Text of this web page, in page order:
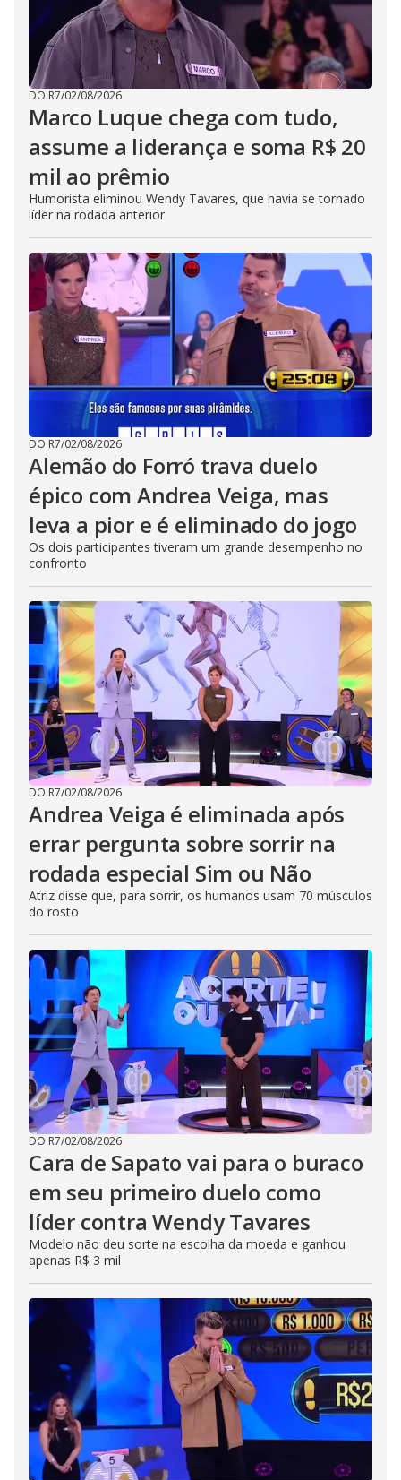
DO R7/02/08/2026
Marco Luque chega com tudo,
assume a liderança e soma R$ 20
mil ao prêmio
Humorista eliminou Wendy Tavares, que havia se tornado
líder na rodada anterior
DO R7/02/08/2026
Alemão do Forró trava duelo
épico com Andrea Veiga, mas
leva a pior e é eliminado do jogo
Os dois participantes tiveram um grande desempenho no
confronto
DO R7/02/08/2026
Andrea Veiga é eliminada após
errar pergunta sobre sorrir na
rodada especial Sim ou Não
Atriz disse que, para sorrir, os humanos usam 70 músculos
do rosto
DO R7/02/08/2026
Cara de Sapato vai para o buraco
em seu primeiro duelo como
líder contra Wendy Tavares
Modelo não deu sorte na escolha da moeda e ganhou
apenas R$ 3 mil